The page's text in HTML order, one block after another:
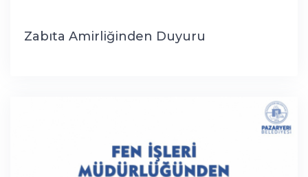
Zabıta Amirliğinden Duyuru